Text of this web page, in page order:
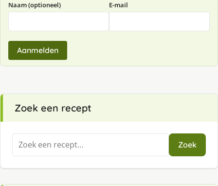
Naam (optioneel) E-mail
Aanmelden
Zoek een recept
Zoeken
naar:
Zoek